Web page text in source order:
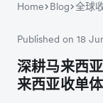
Home Blog 全球
Published on 18
深耕马来西
来西亚收单
微信扫
微信扫